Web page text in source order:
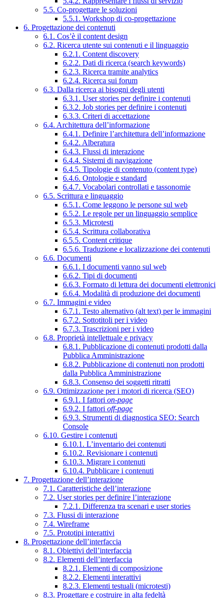
5.5. Co-progettare le soluzioni
5.5.1. Workshop di co-progettazione
6. Progettazione dei contenuti
6.1. Cos’è il content design
6.2. Ricerca utente sui contenuti e il linguaggio
6.2.1. Content discovery
6.2.2. Dati di ricerca (search keywords)
6.2.3. Ricerca tramite analytics
6.2.4. Ricerca sui forum
6.3. Dalla ricerca ai bisogni degli utenti
6.3.1. User stories per definire i contenuti
6.3.2. Job stories per definire i contenuti
6.3.3. Criteri di accettazione
6.4. Architettura dell’informazione
6.4.1. Definire l’architettura dell’informazione
6.4.2. Alberatura
6.4.3. Flussi di interazione
6.4.4. Sistemi di navigazione
6.4.5. Tipologie di contenuto (content type)
6.4.6. Ontologie e standard
6.4.7. Vocabolari controllati e tassonomie
6.5. Scrittura e linguaggio
6.5.1. Come leggono le persone sul web
6.5.2. Le regole per un linguaggio semplice
6.5.3. Microtesti
6.5.4. Scrittura collaborativa
6.5.5. Content critique
6.5.6. Traduzione e localizzazione dei contenuti
6.6. Documenti
6.6.1. I documenti vanno sul web
6.6.2. Tipi di documenti
6.6.3. Formato di lettura dei documenti elettronici
6.6.4. Modalità di produzione dei documenti
6.7. Immagini e video
6.7.1. Testo alternativo (alt text) per le immagini
6.7.2. Sottotitoli per i video
6.7.3. Trascrizioni per i video
6.8. Proprietà intellettuale e privacy
6.8.1. Pubblicazione di contenuti prodotti dalla
Pubblica Amministrazione
6.8.2. Pubblicazione di contenuti non prodotti
dalla Pubblica Amministrazione
6.8.3. Consenso dei soggetti ritratti
6.9. Ottimizzazione per i motori di ricerca (SEO)
6.9.1. I fattori on-page
6.9.2. I fattori off-page
6.9.3. Strumenti di diagnostica SEO: Search
Console
6.10. Gestire i contenuti
6.10.1. L’inventario dei contenuti
6.10.2. Revisionare i contenuti
6.10.3. Migrare i contenuti
6.10.4. Pubblicare i contenuti
7. Progettazione dell’interazione
7.1. Caratteristiche dell’interazione
7.2. User stories per definire l’interazione
7.2.1. Differenza tra scenari e user stories
7.3. Flussi di interazione
7.4. Wireframe
7.5. Prototipi interattivi
8. Progettazione dell’interfaccia
8.1. Obiettivi dell’interfaccia
8.2. Elementi dell’interfaccia
8.2.1. Elementi di composizione
8.2.2. Elementi interattivi
8.2.3. Elementi testuali (microtesti)
8.3. Progettare e costruire in alta fedeltà